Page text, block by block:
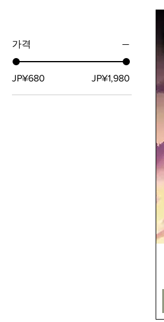
가격
JP¥680 JP¥1,980